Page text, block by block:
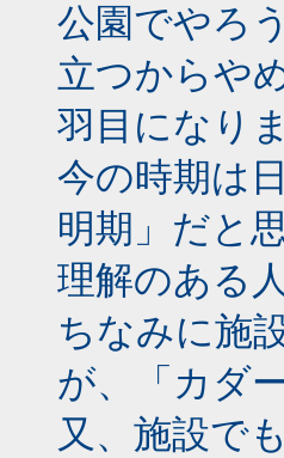
公園でやろ
立つからや
羽目になり
今の時期は
明期」だと
理解のある
ちなみに施
が、「カダ
又、施設で